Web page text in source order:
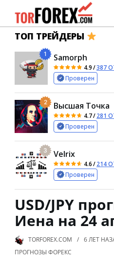
ТОП ТРЕЙДЕРЫ
1 Samorph
4.9/387
Проверен
2 Высшая Точка
4.7/281
Проверен
3 Velrix
4.6/214
Проверен
USD/JPY
Иена на 24
TORFOREX.COM 6 ЛЕТ
ПРОГНОЗЫ ФОРЕКС